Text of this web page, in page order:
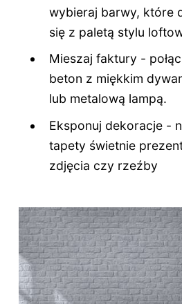
wybieraj barwy, które
się z paletą stylu
Mieszaj faktury -
beton z miękkim
lub metalową lampą.
Eksponuj dekoracje -
tapety świetnie
zdjęcia czy rzeźby